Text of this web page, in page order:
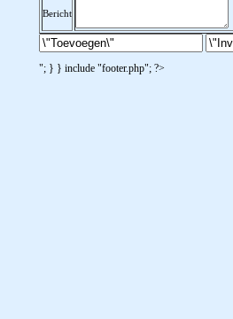
Bericht
"; } } include "footer.php"; ?>